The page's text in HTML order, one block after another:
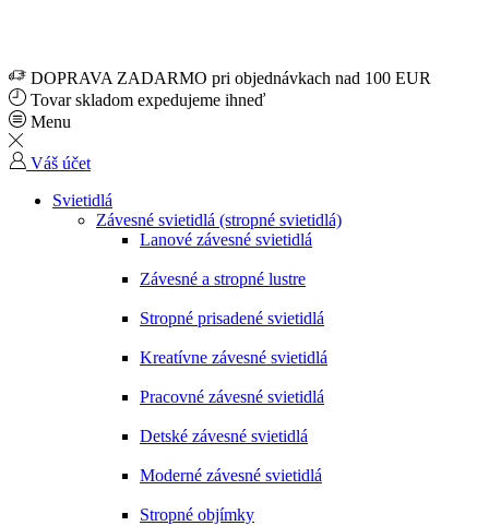
DOPRAVA ZADARMO pri objednávkach nad 100 EUR
Tovar skladom expedujeme ihneď
Menu
Váš účet
Svietidlá
Závesné svietidlá (stropné svietidlá)
Lanové závesné svietidlá
Závesné a stropné lustre
Stropné prisadené svietidlá
Kreatívne závesné svietidlá
Pracovné závesné svietidlá
Detské závesné svietidlá
Moderné závesné svietidlá
Stropné objímky